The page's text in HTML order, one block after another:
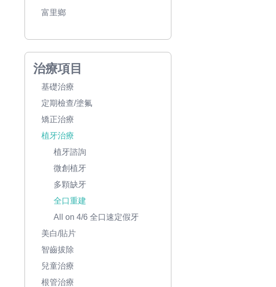
富里鄉
治療項目
基礎治療
定期檢查/塗氟
矯正治療
植牙治療
植牙諮詢
微創植牙
多顆缺牙
全口重建
All on 4/6 全口速定假牙
美白/貼片
智齒拔除
兒童治療
根管治療